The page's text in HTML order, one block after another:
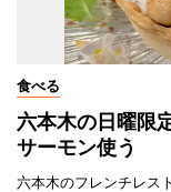
食べる
六本木の日曜限
サーモン使う
六本木のフレンチレス